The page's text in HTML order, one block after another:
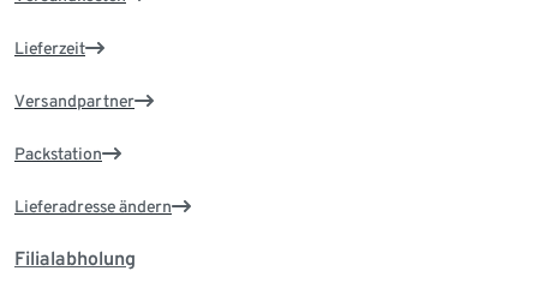
Lieferzeit
Versandpartner
Packstation
Lieferadresse ändern
Filialabholung